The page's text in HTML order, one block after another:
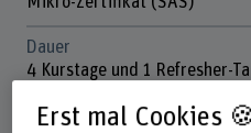
Dauer
4 Kurstage und 1 Refresher-
Unterrichtstage
Erst mal Cookies